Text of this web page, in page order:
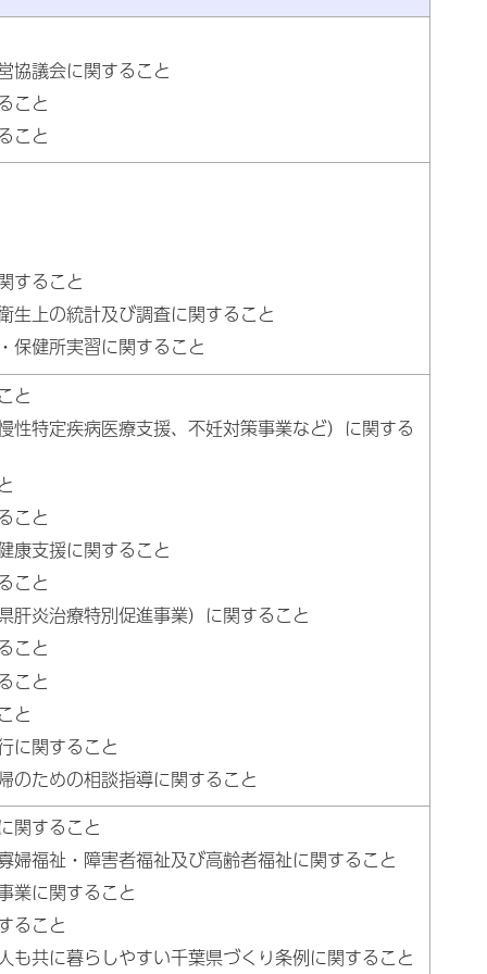
協議会に関すること
こと
こと
すること
生上の統計及び調査に関すること
保健所実習に関すること
と
性特定疾病医療支援、不妊対策事業など）に関する
こと
康支援に関すること
こと
肝炎治療特別促進事業）に関すること
こと
こと
と
に関すること
のための相談指導に関すること
関すること
婦福祉・障害者福祉及び高齢者福祉に関すること
業に関すること
ること
も共に暮らしやすい千葉県づくり条例に関すること